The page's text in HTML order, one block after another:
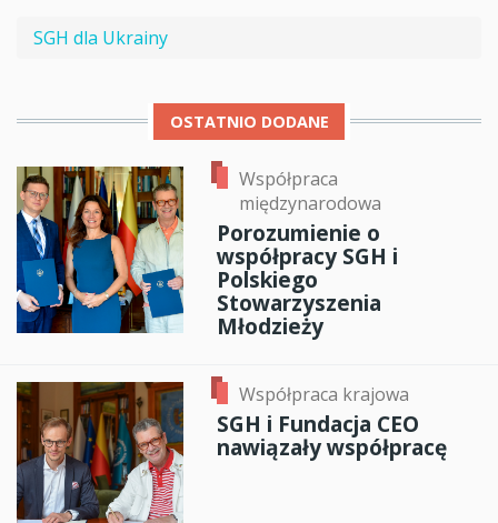
SGH dla Ukrainy
OSTATNIO DODANE
Współpraca
międzynarodowa
Porozumienie o
współpracy SGH i
Polskiego
Stowarzyszenia
Młodzieży
Współpraca krajowa
SGH i Fundacja CEO
nawiązały współpracę